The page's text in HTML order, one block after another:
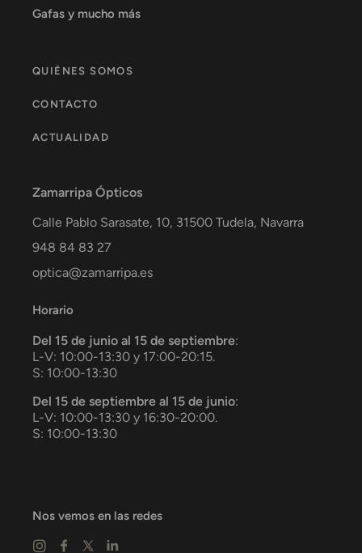
Gafas y mucho más
QUIÉNES SOMOS
CONTACTO
ACTUALIDAD
Zamarripa Ópticos
Calle Pablo Sarasate, 10, 31500 Tudela, Navarra
948 84 83 27
optica@zamarripa.es
Horario
Del 15 de junio al 15 de septiembre:
L-V: 10:00-13:30 y 17:00-20:15.
S: 10:00-13:30
Del 15 de septiembre al 15 de junio:
L-V: 10:00-13:30 y 16:30-20:00.
S: 10:00-13:30
Nos vemos en las redes